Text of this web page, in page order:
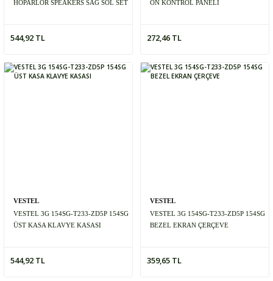
HOPARLÖR SPEAKERS SAĞ SOL SET
544,92 TL
ÖN KONTROL PANELİ
272,46 TL
VESTEL
VESTEL 3G 154SG-T233-ZD5P 154SG
ÜST KASA KLAVYE KASASI
544,92 TL
VESTEL
VESTEL 3G 154SG-T233-ZD5P 154SG
BEZEL EKRAN ÇERÇEVE
359,65 TL